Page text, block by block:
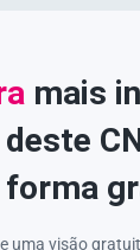
mais
deste
forma
uma visão